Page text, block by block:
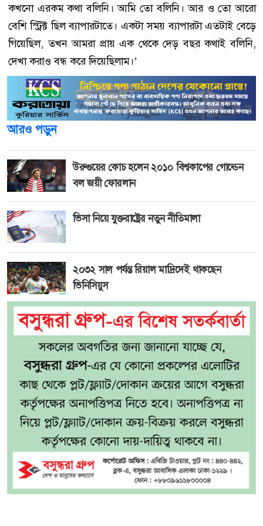
কখনো এরকম কথা বলিনি। আমি তো বলিনি। আর ও তো আরো
বেশি স্ট্রিক্ট ছিল ব্যাপারটাতে। একটা সময় ব্যাপারটা এতটাই বেড়ে
গিয়েছিল, তখন আমরা প্রায় এক থেকে দেড় বছর কথাই বলিনি,
দেখা করাও বন্ধ করে দিয়েছিলাম।’
আরও পড়ুন
উরুগুয়ের কোচ হলেন ২০১০ বিশ্বকাপের গোল্ডেন
বল জয়ী ফোরলান
ভিসা নিয়ে যুক্তরাষ্ট্রের নতুন নীতিমালা
২০৩২ সাল পর্যন্ত রিয়াল মাদ্রিদেই থাকছেন
ভিনিসিয়ুস